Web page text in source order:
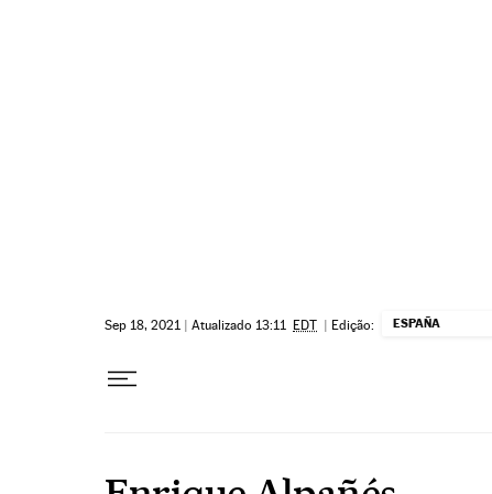
Sep 18, 2021 | Atualizado 13:11 EDT | Edição: ESPAÑA